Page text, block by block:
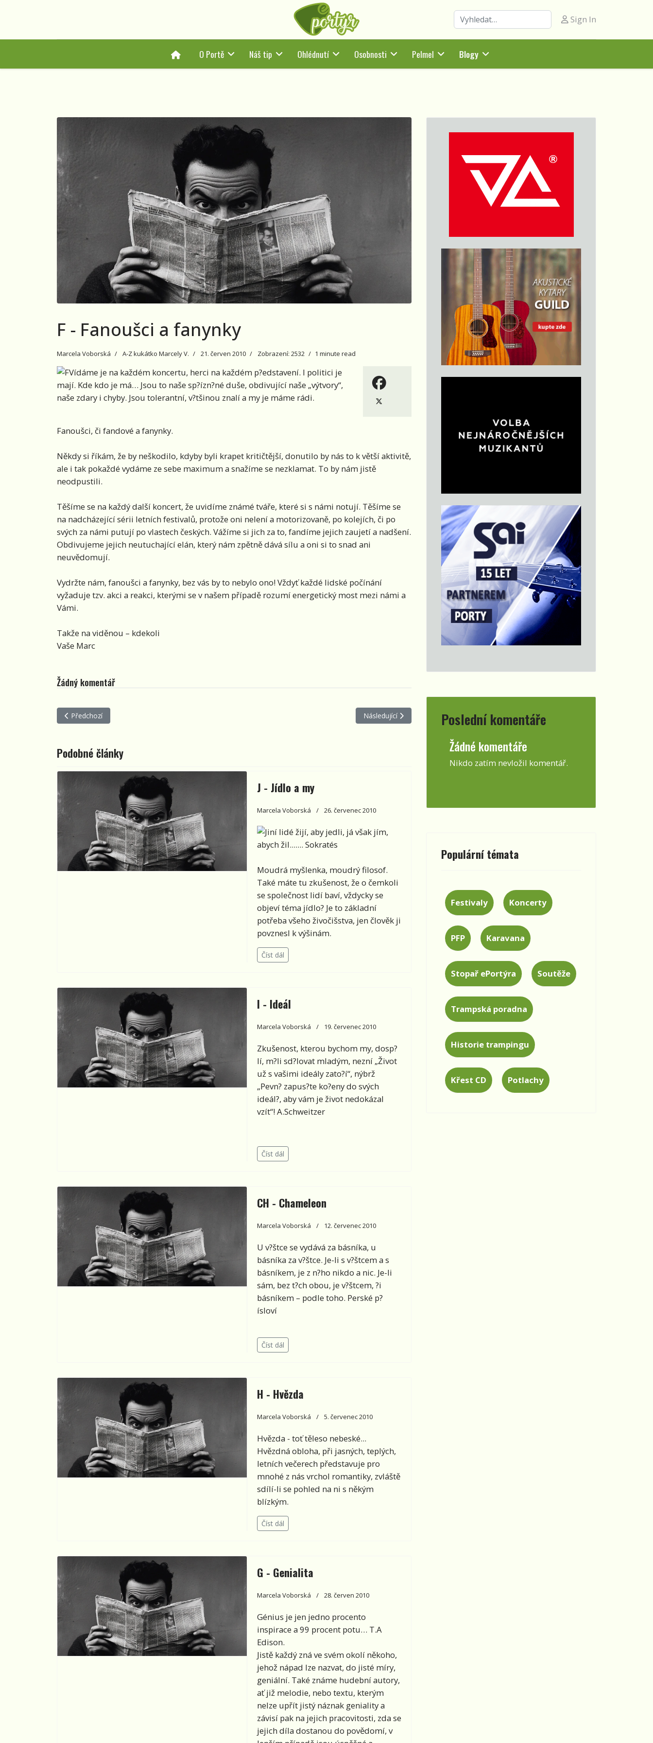
Hledat Sign In
HomeO Portě Náš tip Ohlédnutí Osobnosti Pelmel Blogy
F - Fanoušci a fanynky
Marcela Voborská A-Z kukátko Marcely V. 21. červen 2010 Zobrazení: 2532 1 minute read
Vídáme je na každém koncertu, herci na každém p?edstavení. I politici je
mají. Kde kdo je má… Jsou to naše sp?ízn?né duše, obdivující naše „výtvory“,
naše zdary i chyby. Jsou tolerantní, v?tšinou znalí a my je máme rádi.
Fanoušci, či fandové a fanynky.
Někdy si říkám, že by neškodilo, kdyby byli krapet kritičtější, donutilo by nás to k větší aktivitě,
ale i tak pokaždé vydáme ze sebe maximum a snažíme se nezklamat. To by nám jistě
neodpustili.
Těšíme se na každý další koncert, že uvidíme známé tváře, které si s námi notují. Těšíme se
na nadcházející sérii letních festivalů, protože oni nelení a motorizovaně, po kolejích, či po
svých za námi putují po vlastech českých. Vážíme si jich za to, fandíme jejich zaujetí a nadšení.
Obdivujeme jejich neutuchající elán, který nám zpětně dává sílu a oni si to snad ani
neuvědomují.
Vydržte nám, fanoušci a fanynky, bez vás by to nebylo ono! Vždyť každé lidské počínání
vyžaduje tzv. akci a reakci, kterými se v našem případě rozumí energetický most mezi námi a
Vámi.
Takže na viděnou – kdekoli
Vaše Marc
Žádný komentář
Předchozí článek: G - Genialita
Předchozí Další článek: E – Everest
Následující
Podobné články
J - Jídlo a my
Marcela Voborská 26. červenec 2010
Jiní lidé žijí, aby jedli, já však jím,
abych žil....... Sokratés
Moudrá myšlenka, moudrý filosof.
Také máte tu zkušenost, že o čemkoli
se společnost lidí baví, vždycky se
objeví téma jídlo? Je to základní
potřeba všeho živočišstva, jen člověk ji
povznesl k výšinám.
Číst dál
I - Ideál
Marcela Voborská 19. červenec 2010
Zkušenost, kterou bychom my, dosp?
lí, m?li sd?lovat mladým, nezní „Život
už s vašimi ideály zato?í“, nýbrž
„Pevn? zapus?te ko?eny do svých
ideál?, aby vám je život nedokázal
vzít“! A.Schweitzer
Číst dál
CH - Chameleon
Marcela Voborská 12. červenec 2010
U v?štce se vydává za básníka, u
básníka za v?štce. Je-li s v?štcem a s
básníkem, je z n?ho nikdo a nic. Je-li
sám, bez t?ch obou, je v?štcem, ?i
básníkem – podle toho. Perské p?
ísloví
Číst dál
H - Hvězda
Marcela Voborská 5. červenec 2010
Hvězda - toť těleso nebeské...
Hvězdná obloha, při jasných, teplých,
letních večerech představuje pro
mnohé z nás vrchol romantiky, zvláště
sdílí-li se pohled na ni s někým
blízkým.
Číst dál
G - Genialita
Marcela Voborská 28. červen 2010
Génius je jen jedno procento
inspirace a 99 procent potu… T.A
Edison.
Jistě každý zná ve svém okolí někoho,
jehož nápad lze nazvat, do jisté míry,
geniální. Také známe hudební autory,
ať již melodie, nebo textu, kterým
nelze upřít jistý náznak geniality a
závisí pak na jejich pracovitosti, zda se
jejich díla dostanou do povědomí, v
Poslední komentáře
Žádné komentáře
Nikdo zatím nevložil komentář.
Populární témata
Festivaly Koncerty
PFP Karavana
Stopař ePortýra Soutěže
Trampská poradna
Historie trampingu
Křest CD Potlachy